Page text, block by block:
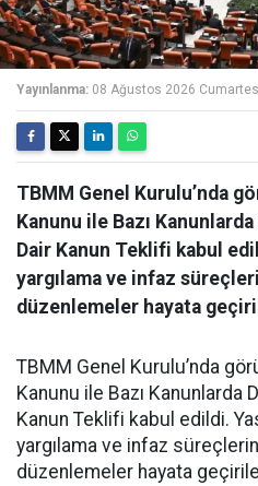
Yayınlanma: 08 Ağustos 2026
TBMM Genel Kurulu’nda
Kanunu ile Bazı
Dair Kanun Teklifi kabul
yargılama ve infaz
düzenlemeler hayata
TBMM Genel Kurulu’nda
Kanunu ile Bazı Kanunlarda
Kanun Teklifi kabul edildi.
yargılama ve infaz
düzenlemeler hayata